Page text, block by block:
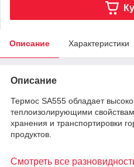
Описание Характеристики
Описание
Термос SA555 обладает
теплоизолирующими
хранения и транспортировки
продуктов.
Смотреть все